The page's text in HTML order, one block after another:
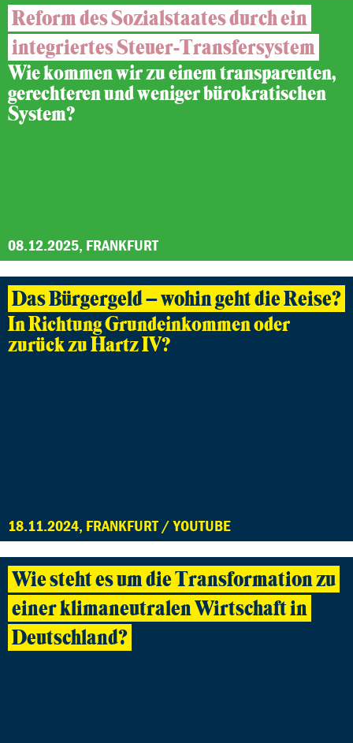
Reform des Sozialstaates durch ein
integriertes Steuer-Transfersystem
Wie kommen wir zu einem transparenten,
gerechteren und weniger bürokratischen
System?
08.12.2025, FRANKFURT
Das Bürgergeld – wohin geht die Reise?
In Richtung Grundeinkommen oder
zurück zu Hartz IV?
18.11.2024, FRANKFURT / YOUTUBE
Wie steht es um die Transformation zu
einer klimaneutralen Wirtschaft in
Deutschland?